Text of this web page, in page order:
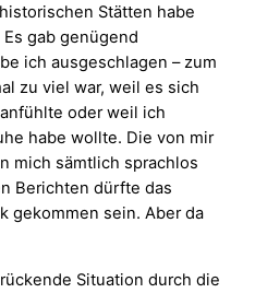
Stätten habe
gab genügend
ich ausgeschlagen – zum
zu viel war, weil es sich
oder weil ich
habe wollte. Die von mir
mich sämtlich sprachlos
Berichten dürfte das
gekommen sein. Aber da
Situation durch die